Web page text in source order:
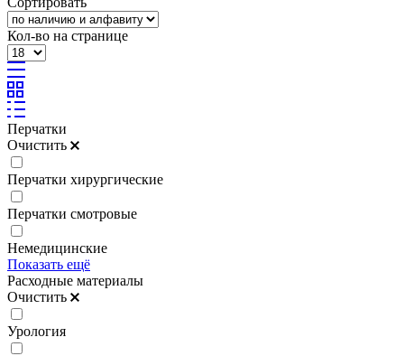
Кол-во на странице
Перчатки
Очистить
Перчатки хирургические
Перчатки смотровые
Немедицинские
Показать ещё
Расходные материалы
Очистить
Урология